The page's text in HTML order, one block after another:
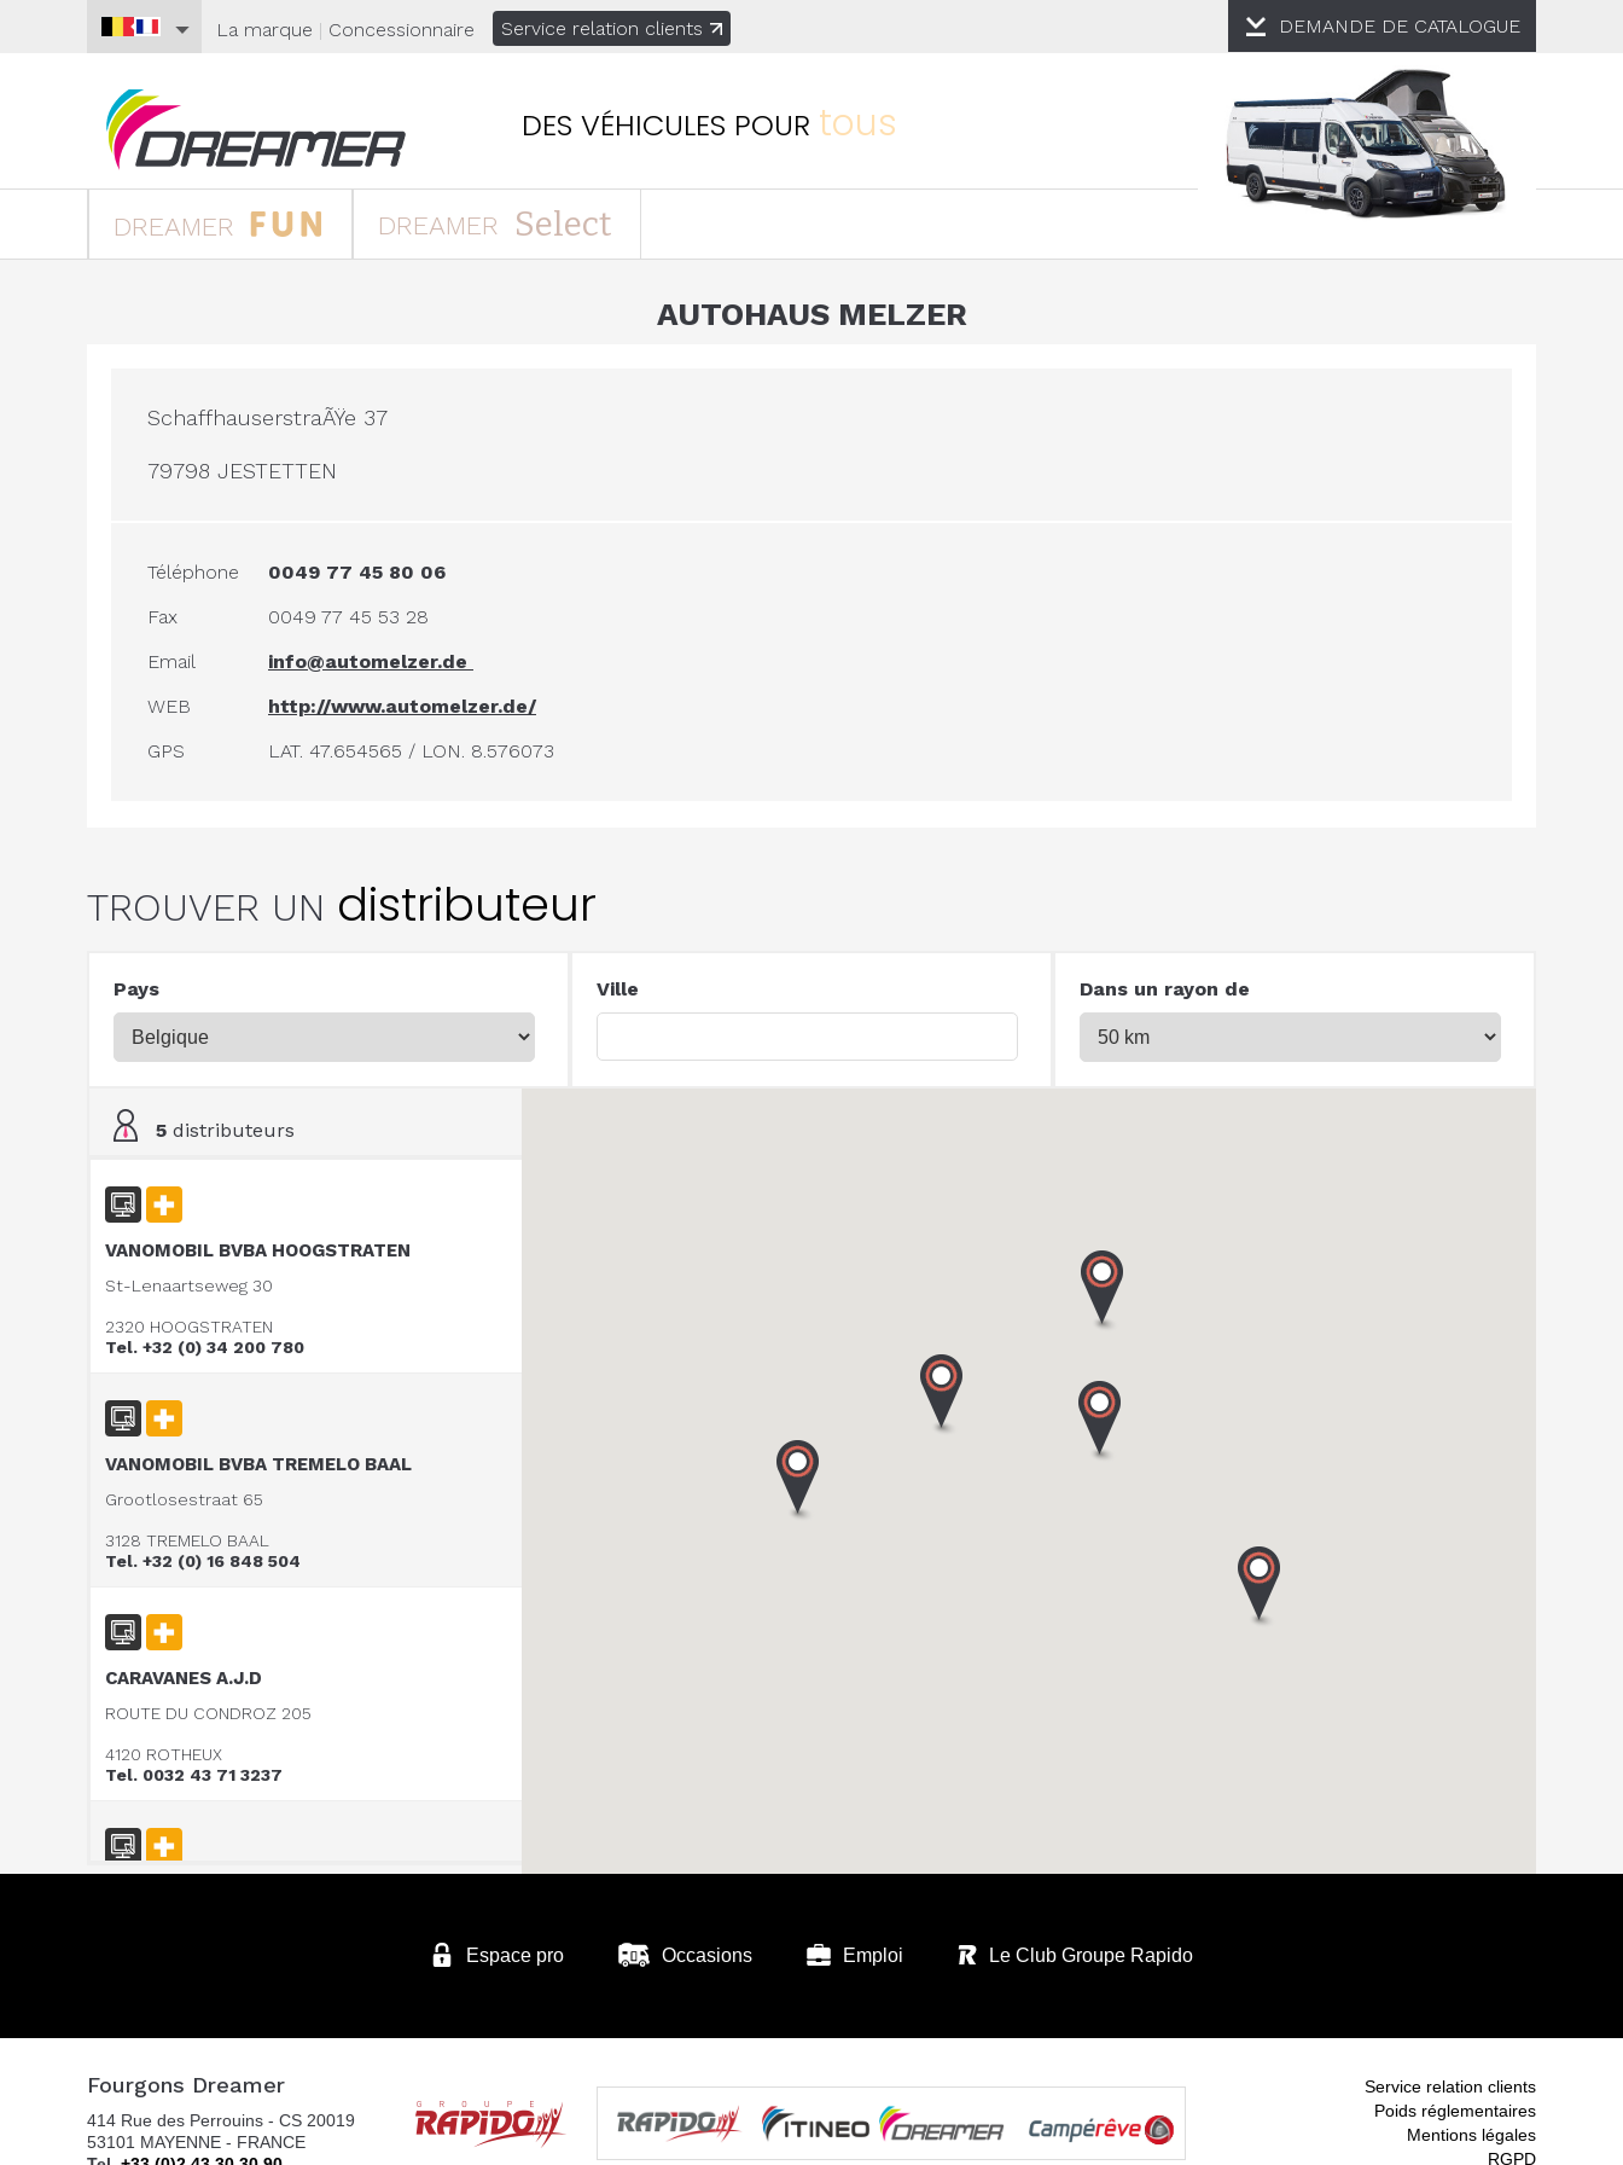
DEMANDE DE CATALOGUE
La marque | Concessionnaire Service relation clients
DES VÉHICULES POUR tous
DREAMER DREAMER Select
AUTOHAUS MELZER
SchaffhauserstraÃŸe 37
79798 JESTETTEN
Téléphone
0049 77 45 80 06
Fax
0049 77 45 53 28
Email
info@automelzer.de
WEB
http://www.automelzer.de/
GPS
LAT. 47.654565 / LON. 8.576073
TROUVER UN distributeur
Pays Ville Dans un rayon de
5 distributeurs
VANOMOBIL BVBA HOOGSTRATEN
St-Lenaartseweg 30
2320 HOOGSTRATEN
Tel. +32 (0) 34 200 780
VANOMOBIL BVBA TREMELO BAAL
Grootlosestraat 65
3128 TREMELO BAAL
Tel. +32 (0) 16 848 504
CARAVANES A.J.D
ROUTE DU CONDROZ 205
4120 ROTHEUX
Tel. 0032 43 71 3237
WEBSITE - VANOMOBIL BVBA LOKEREN - NE
PAS UTILISER
Espace pro Occasions Emploi Le Club Groupe Rapido
Fourgons Dreamer
414 Rue des Perrouins - CS 20019
53101 MAYENNE - FRANCE
Service relation clients
Poids réglementaires
Mentions légales
RGPD